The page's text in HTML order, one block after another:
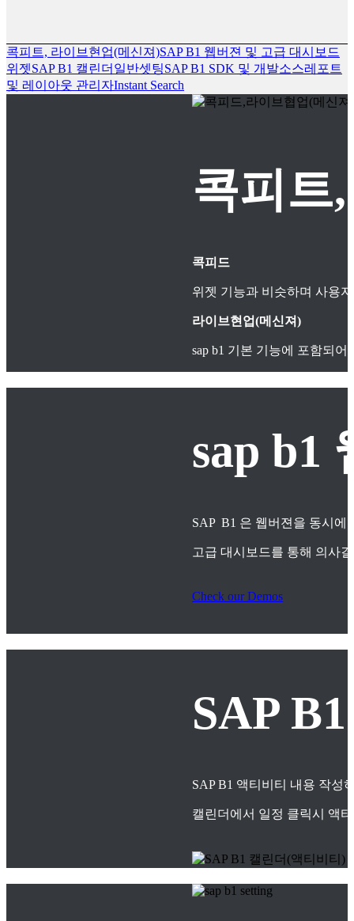
콕피트, 라이브현업(메신져)SAP B1 웹버젼 및 고급 대시보드
위젯SAP B1 캘린더 일반셋팅SAP B1 SDK 및 개발소스레포트
및 레이아웃 관리자Instant Search
콕피트
콕피드
위젯 기능과 비슷하며 사용
라이브현업(메신져)
sap b1 기본 기능에 포함되
sap b1
SAP B1 은 웹버젼을 동시에
고급 대시보드를 통해 의사
Check our Demos
SAP
SAP B1 액티비티 내용 작성
캘린더에서 일정 클릭시 액